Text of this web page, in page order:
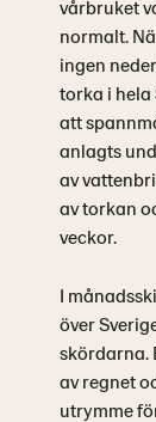
vårbruket
normalt.
ingen
torka i hela
att
anlagts
av
av torkan
veckor.
I
över
skördarna.
av regnet
utrymme